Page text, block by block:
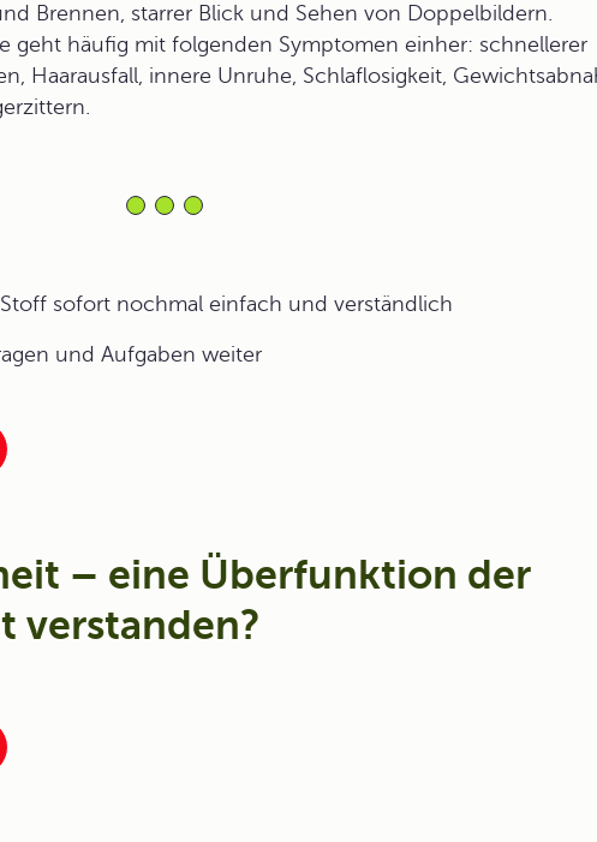
Brennen, starrer Blick und Sehen von Doppelbildern.
geht häufig mit folgenden Symptomen einher: schnellerer
Haarausfall, innere Unruhe, Schlaflosigkeit,
sofort nochmal einfach und verständlich
und Aufgaben weiter
– eine Überfunktion der
verstanden?